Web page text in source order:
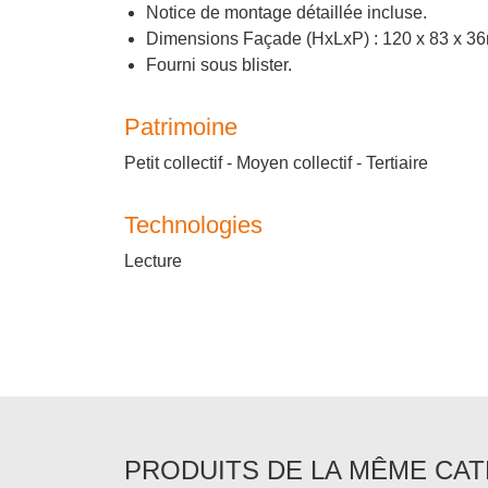
Notice de montage détaillée incluse.
Dimensions Façade (HxLxP) : 120 x 83 x
Fourni sous blister.
Patrimoine
Petit collectif - Moyen collectif - Tertiaire
Technologies
Lecture
PRODUITS DE LA MÊME